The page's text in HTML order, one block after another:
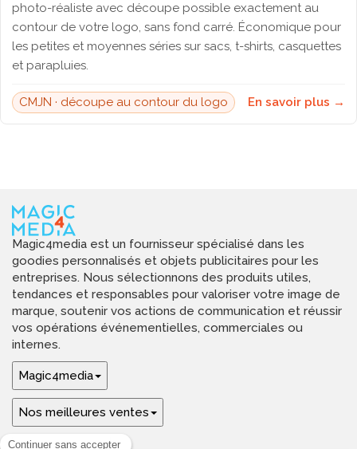
photo-réaliste avec découpe possible exactement au
contour de votre logo, sans fond carré. Économique pour
les petites et moyennes séries sur sacs, t-shirts, casquettes
et parapluies.
CMJN · découpe au contour du logo En savoir plus →
Magic4media est un fournisseur spécialisé dans les
goodies personnalisés et objets publicitaires pour les
entreprises. Nous sélectionnons des produits utiles,
tendances et responsables pour valoriser votre image de
marque, soutenir vos actions de communication et réussir
vos opérations événementielles, commerciales ou
internes.
Magic4media
Nos meilleures ventes